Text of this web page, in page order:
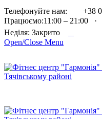
Телефонуйте нам:
+38
Працюємо:11:00 – 21:00 ·
Неділя: Закрито
Open/Close Menu